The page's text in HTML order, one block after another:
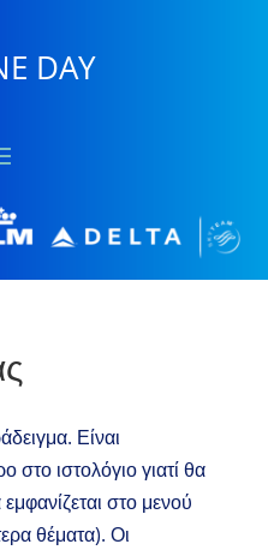
DAY
Είναι
στο ιστολόγιο γιατί θα
στο μενού
θέματα). Οι